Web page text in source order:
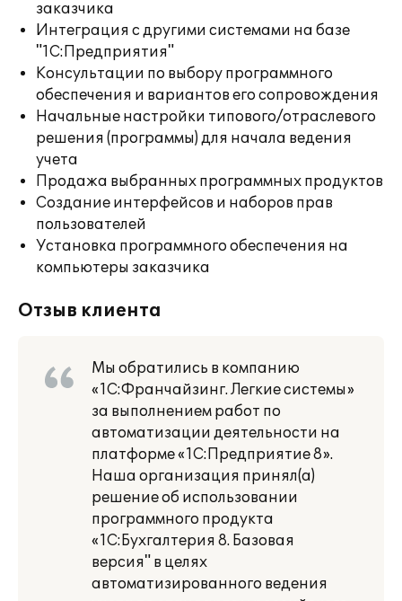
заказчика
Интеграция с другими системами на базе
"1С:Предприятия"
Консультации по выбору программного
обеспечения и вариантов его сопровождения
Начальные настройки типового/отраслевого
решения (программы) для начала ведения
учета
Продажа выбранных программных продуктов
Создание интерфейсов и наборов прав
пользователей
Установка программного обеспечения на
компьютеры заказчика
Отзыв клиента
Мы обратились в компанию
«1С:Франчайзинг. Легкие системы»
за выполнением работ по
автоматизации деятельности на
платформе «1С:Предприятие 8».
Наша организация принял(а)
решение об использовании
программного продукта
«1С:Бухгалтерия 8. Базовая
версия" в целях
автоматизированного ведения